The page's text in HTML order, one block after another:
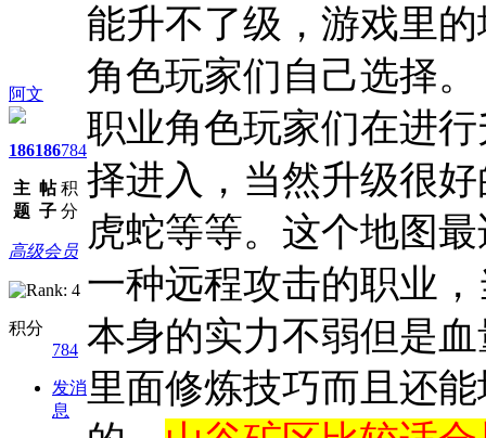
阿文
186
主
题
186
帖
子
784
积
分
高级会员
积分
784
发消
息
能升不了级，游戏里
角色玩家们自己选择。
职业角色玩家们在进
择进入，当然升级很
虎蛇等等。这个地图
一种远程攻击的职业
本身的实力不弱但是
里面修炼技巧而且还